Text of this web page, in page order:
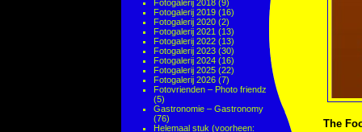
Fotogalerij 2018 (9)
Fotogalerij 2019 (16)
Fotogalerij 2020 (2)
Fotogalerij 2021 (13)
Fotogalerij 2022 (13)
Fotogalerij 2023 (30)
Fotogalerij 2024 (16)
Fotogalerij 2025 (22)
Fotogalerij 2026 (7)
Fotovrienden – Photo friendz
(5)
Gastronomie – Gastronomy
(76)
Helemaal stuk (voorheen:
The